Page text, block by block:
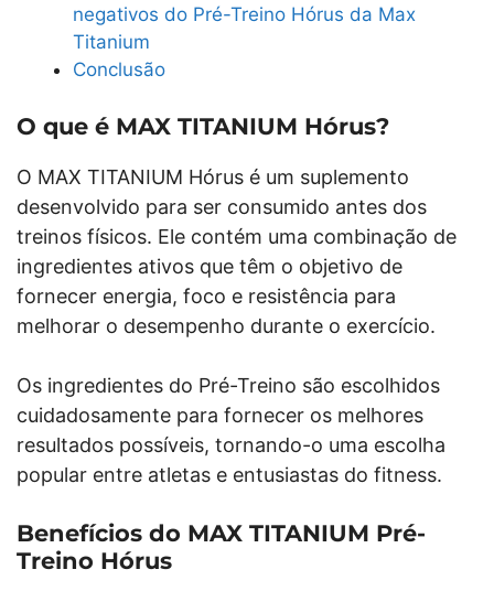
negativos do Pré-Treino Hórus da Max
Titanium
Conclusão
O que é MAX TITANIUM Hórus?
O MAX TITANIUM Hórus é um suplemento
desenvolvido para ser consumido antes dos
treinos físicos. Ele contém uma combinação de
ingredientes ativos que têm o objetivo de
fornecer energia, foco e resistência para
melhorar o desempenho durante o exercício.
Os ingredientes do Pré-Treino são escolhidos
cuidadosamente para fornecer os melhores
resultados possíveis, tornando-o uma escolha
popular entre atletas e entusiastas do fitness.
Benefícios do MAX TITANIUM Pré-
Treino Hórus